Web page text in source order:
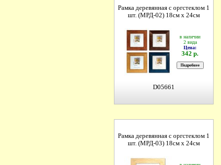
Рамка деревянная с оргстеклом 1
шт. (МРД-02) 18см х 24см
в наличии
2 вида
Цена:
342 р.
D05661
Рамка деревянная с оргстеклом 1
шт. (МРД-03) 18см х 24см